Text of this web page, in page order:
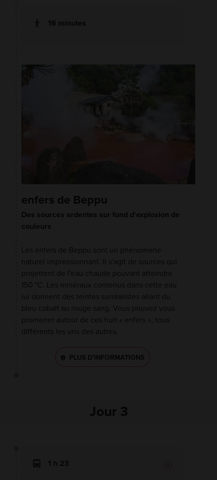
16 minutes
enfers de Beppu
Des sources ardentes sur fond d'explosion de
couleurs
Les enfers de Beppu sont un phénomène
naturel impressionnant. Il s'agit de sources qui
projettent de l'eau chaude pouvant atteindre
150 °C. Les minéraux contenus dans cette eau
lui donnent des teintes surréalistes allant du
bleu cobalt au rouge sang. Vous pouvez vous
promener autour de ces huit « enfers », tous
différents les uns des autres.
PLUS D'INFORMATIONS
Jour 3
1 h 23